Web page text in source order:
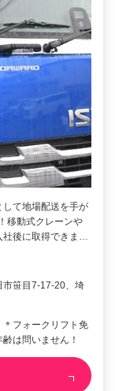
て地場配送を手が
移動式クレーンや
社後に取得できま…
市笹目7-17-20、埼
フォークリフト免
は問いません！